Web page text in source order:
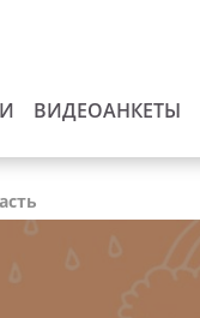
ВИДЕОАНКЕТЫ